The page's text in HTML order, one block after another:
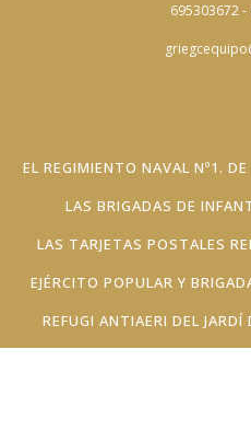
695303672
EL REGIMIENTO NAVAL Nº1.
LAS BRIGADAS DE
LAS TARJETAS POSTALES
EJÉRCITO POPULAR Y
REFUGI ANTIAERI DEL